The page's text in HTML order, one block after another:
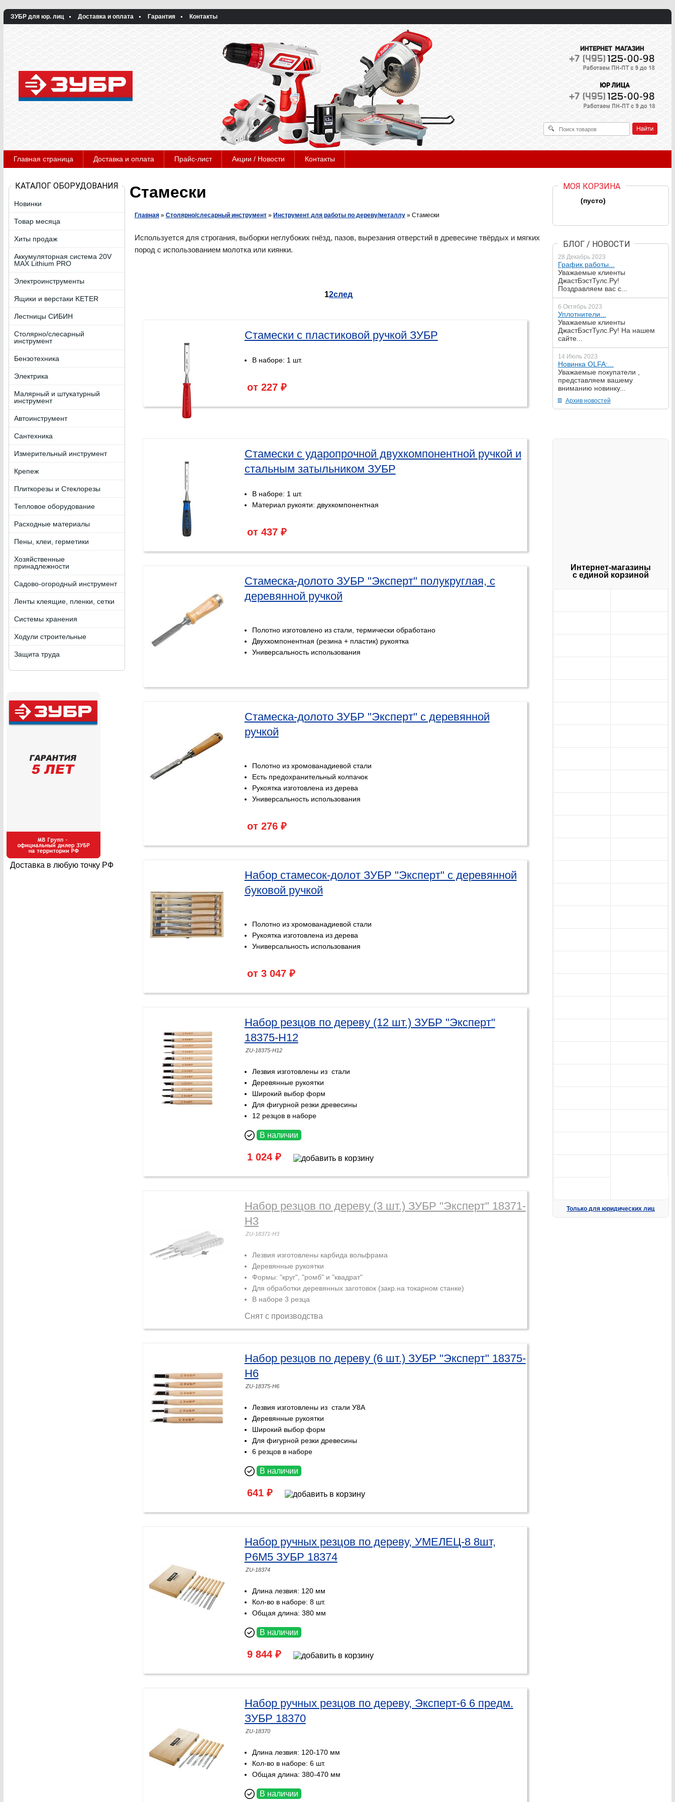
ЗУБР для юр. лиц Доставка и оплата Гарантия Контакты
Главная страница Доставка и оплата Прайс-лист Акции / Новости Контакты
КАТАЛОГ ОБОРУДОВАНИЯ
Новинки
Товар месяца
Хиты продаж
Аккумуляторная система 20V
MAX Lithium PRO
Электроинструменты
Ящики и верстаки KETER
Лестницы СИБИН
Столярно/слесарный
инструмент
Бензотехника
Электрика
Малярный и штукатурный
инструмент
Автоинструмент
Сантехника
Измерительный инструмент
Крепеж
Плиткорезы и Стеклорезы
Тепловое оборудование
Расходные материалы
Пены, клеи, герметики
Хозяйственные
принадлежности
Садово-огородный инструмент
Ленты клеящие, пленки, сетки
Системы хранения
Ходули строительные
Защита труда
Доставка в любую точку РФ
Стамески
Главная » Столярно/слесарный инструмент » Инструмент для работы по дереву/металлу » Стамески
Используется для строгания, выборки неглубоких гнёзд, пазов, вырезания отверстий в древесине твёрдых и мягких
пород с использованием молотка или киянки.
12след
Стамески с пластиковой ручкой ЗУБР
В наборе: 1 шт.
от 227 ₽
Стамески с ударопрочной двухкомпонентной ручкой и
стальным затыльником ЗУБР
В наборе: 1 шт.
Материал рукояти: двухкомпонентная
от 437 ₽
Стамеска-долото ЗУБР "Эксперт" полукруглая, с
деревянной ручкой
Полотно изготовлено из стали, термически обработано
Двухкомпонентная (резина + пластик) рукоятка
Универсальность использования
Стамеска-долото ЗУБР "Эксперт" с деревянной
ручкой
Полотно из хромованадиевой стали
Есть предохранительный колпачок
Рукоятка изготовлена из дерева
Универсальность использования
от 276 ₽
Набор стамесок-долот ЗУБР "Эксперт" с деревянной
буковой ручкой
Полотно из хромованадиевой стали
Рукоятка изготовлена из дерева
Универсальность использования
от 3 047 ₽
Набор резцов по дереву (12 шт.) ЗУБР "Эксперт"
18375-H12
ZU-18375-H12
Лезвия изготовлены из стали
Деревянные рукоятки
Широкий выбор форм
Для фигурной резки древесины
12 резцов в наборе
В наличии
1 024 ₽
Набор резцов по дереву (3 шт.) ЗУБР "Эксперт" 18371-
H3
ZU-18371-H3
Лезвия изготовлены карбида вольфрама
Деревянные рукоятки
Формы: "круг", "ромб" и "квадрат"
Для обработки деревянных заготовок (закр.на токарном станке)
В наборе 3 резца
Снят с производства
Набор резцов по дереву (6 шт.) ЗУБР "Эксперт" 18375-
H6
ZU-18375-H6
Лезвия изготовлены из стали У8А
Деревянные рукоятки
Широкий выбор форм
Для фигурной резки древесины
6 резцов в наборе
В наличии
641 ₽
Набор ручных резцов по дереву, УМЕЛЕЦ-8 8шт,
Р6М5 ЗУБР 18374
ZU-18374
Длина лезвия: 120 мм
Кол-во в наборе: 8 шт.
Общая длина: 380 мм
В наличии
9 844 ₽
Набор ручных резцов по дереву, Эксперт-6 6 предм.
ЗУБР 18370
ZU-18370
Длина лезвия: 120-170 мм
Кол-во в наборе: 6 шт.
Общая длина: 380-470 мм
В наличии
МОЯ КОРЗИНА
(пусто)
БЛОГ / НОВОСТИ
28 Декабрь 2023
График работы...
Уважаемые клиенты
ДжастБэстТулс.Ру!
Поздравляем вас с...
6 Октябрь 2023
Уплотнители...
Уважаемые клиенты
ДжастБэстТулс.Ру! На нашем
сайте...
14 Июль 2023
Новинка OLFA:...
Уважаемые покупатели ,
представляем вашему
вниманию новинку...
Архив новостей
Интернет-магазины
с единой корзиной
Только для юридических лиц